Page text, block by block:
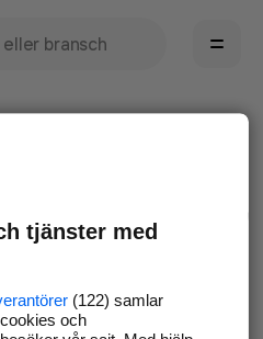
kan avhjälpa det.
och försök igen
tjänster med
(122) samlar
och